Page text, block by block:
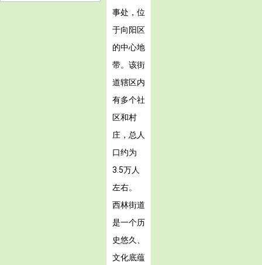
事处，位
于向阳区
的中心地
带。该街
道辖区内
有多个社
区和村
庄，总人
口约为
3.5万人
左右。
西林街道
是一个历
史悠久、
文化底蕴